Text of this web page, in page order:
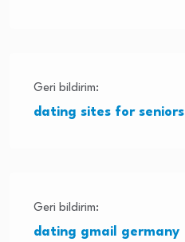
Geri bildirim:
dating sites for seniors
Geri bildirim:
dating gmail germany